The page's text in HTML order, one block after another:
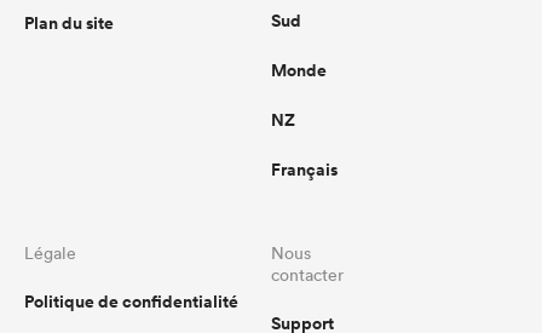
Plan du site Sud
Monde
NZ
Français
Légale
Politique de confidentialité
Nous
contacter
Support